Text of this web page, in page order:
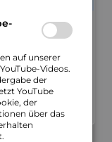
Popular­­musik
bei zahl­reichen
des Jazz und
auf unserer
Videos.
der
YouTube
der
über das